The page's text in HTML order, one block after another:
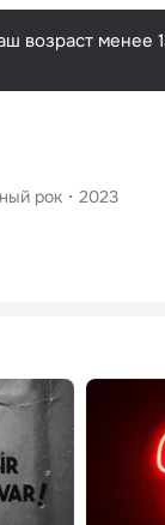
возраст менее
рок 2023